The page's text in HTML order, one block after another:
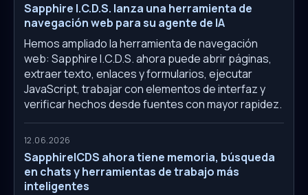
Sapphire I.C.D.S. lanza una herramienta de
navegación web para su agente de IA
Hemos ampliado la herramienta de navegación
web: Sapphire I.C.D.S. ahora puede abrir páginas,
extraer texto, enlaces y formularios, ejecutar
JavaScript, trabajar con elementos de interfaz y
verificar hechos desde fuentes con mayor rapidez.
12.06.2026
SapphireICDS ahora tiene memoria, búsqueda
en chats y herramientas de trabajo más
inteligentes